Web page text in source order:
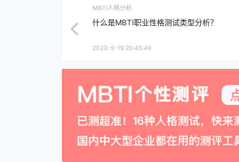
MBTI人格分析
什么是MBTI职业性格测试类型分析？
2023-5-19 20:45:49